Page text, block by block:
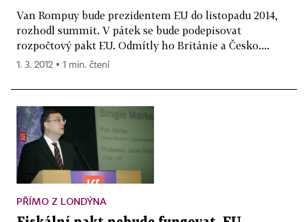
Van Rompuy bude prezidentem EU do listopadu 2014,
rozhodl summit. V pátek se bude podepisovat
rozpočtový pakt EU. Odmítly ho Británie a Česko....
1. 3. 2012 ▪ 1 min. čtení
PŘÍMO Z LONDÝNA